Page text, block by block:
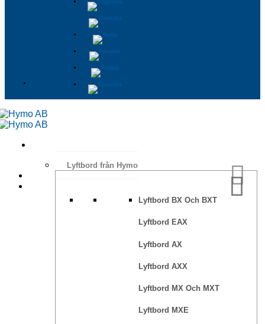
Lyftbord från Hymo
Lyftbord BX Och BXT
Lyftbord EAX
Lyftbord AX
Lyftbord AXX
Lyftbord MX Och MXT
Lyftbord MXE